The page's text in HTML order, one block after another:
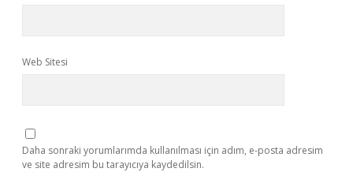
Web Sitesi
Daha sonraki yorumlarımda kullanılması için adım, e-posta adresim
ve site adresim bu tarayıcıya kaydedilsin.